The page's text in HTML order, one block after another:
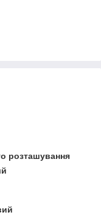
розташування